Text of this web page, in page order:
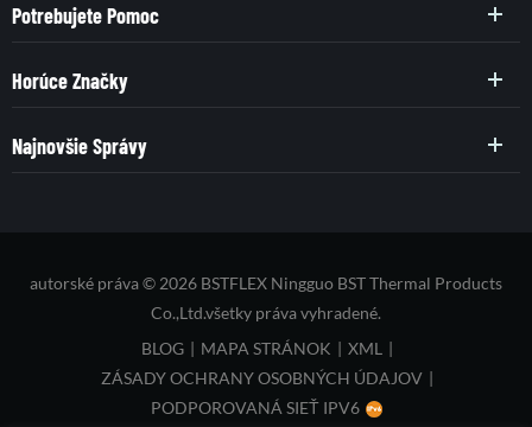
Potrebujete Pomoc
Horúce Značky
Najnovšie Správy
autorské práva © 2026 BSTFLEX Ningguo BST Thermal Products
Co.,Ltd.všetky práva vyhradené.
BLOG | MAPA STRÁNOK | XML |
ZÁSADY OCHRANY OSOBNÝCH ÚDAJOV |
PODPOROVANÁ SIEŤ IPV6